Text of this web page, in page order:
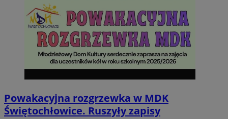
Powakacyjna rozgrzewka w MDK
Świętochłowice. Ruszyły zapisy